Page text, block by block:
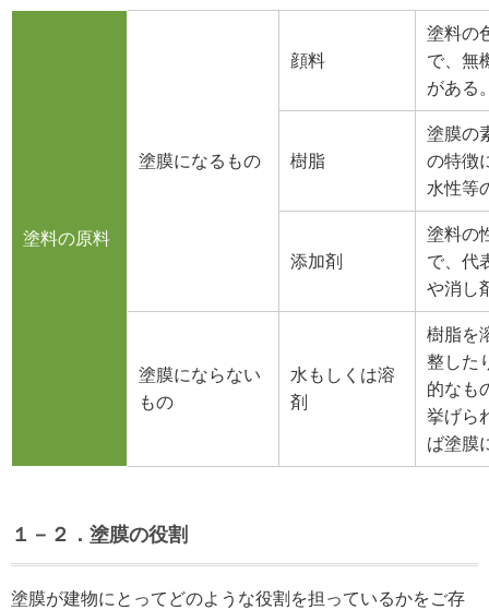
塗料の原料
塗膜になるもの
顔料
塗料の
で、無
がある
樹脂
塗膜の
の特徴
水性等
添加剤
塗料の
で、代
や消し
塗膜にならない
もの
水もしくは溶
剤
樹脂を
整した
的なも
挙げら
ば塗膜
１－２．塗膜の役割
塗膜が建物にとってどのような役割を担っているかをご存